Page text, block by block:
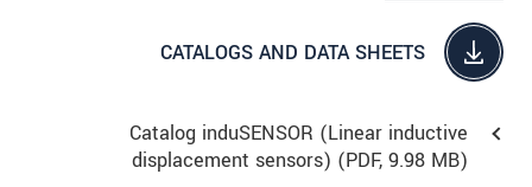
CATALOGS AND DATA SHEETS
Catalog induSENSOR (Linear inductive
displacement sensors) (PDF, 9.98 MB)